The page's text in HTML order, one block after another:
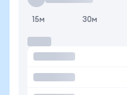
15м 30м